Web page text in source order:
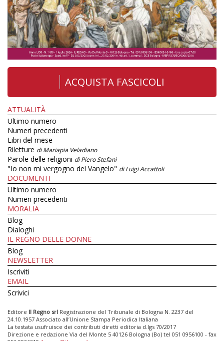
ACQUISTA FASCICOLI
ATTUALITÀ
Ultimo numero
Numeri precedenti
Libri del mese
Riletture di Mariapia Veladiano
Parole delle religioni di Piero Stefani
"Io non mi vergogno del Vangelo" di Luigi Accattoli
DOCUMENTI
Ultimo numero
Numeri precedenti
MORALIA
Blog
Dialoghi
IL REGNO DELLE DONNE
Blog
NEWSLETTER
Iscriviti
EMAIL
Scrivici
Editore Il Regno srl Registrazione del Tribunale di Bologna N. 2237 del
24.10.1957 Associato all’Unione Stampa Periodica Italiana
La testata usufruisce dei contributi diretti editoria d.lgs 70/2017
Direzione e redazione Via del Monte 5 40126 Bologna (Bo) tel 051 0956100 - fax